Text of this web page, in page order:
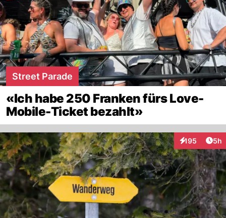
Street Parade
«Ich habe 250 Franken fürs Love-
Mobile-Ticket bezahlt»
195
Interaktionen
5h